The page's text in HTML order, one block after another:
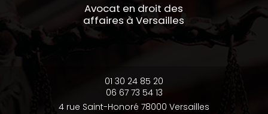
Avocat en droit des
affaires à Versailles
01 30 24 85 20
06 67 73 54 13
4 rue Saint-Honoré 78000 Versailles